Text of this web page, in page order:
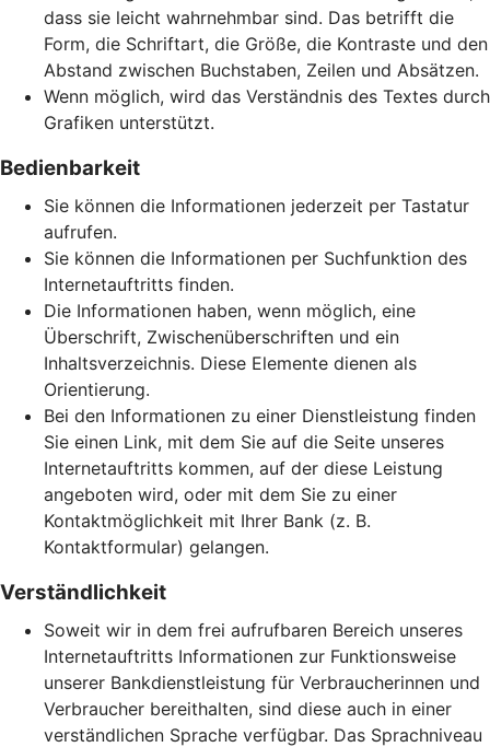
dass sie leicht wahrnehmbar sind. Das betrifft die
Form, die Schriftart, die Größe, die Kontraste und den
Abstand zwischen Buchstaben, Zeilen und Absätzen.
Wenn möglich, wird das Verständnis des Textes durch
Grafiken unterstützt.
Bedienbarkeit
Sie können die Informationen jederzeit per Tastatur
aufrufen.
Sie können die Informationen per Suchfunktion des
Internetauftritts finden.
Die Informationen haben, wenn möglich, eine
Überschrift, Zwischenüberschriften und ein
Inhaltsverzeichnis. Diese Elemente dienen als
Orientierung.
Bei den Informationen zu einer Dienstleistung finden
Sie einen Link, mit dem Sie auf die Seite unseres
Internetauftritts kommen, auf der diese Leistung
angeboten wird, oder mit dem Sie zu einer
Kontaktmöglichkeit mit Ihrer Bank (z. B.
Kontaktformular) gelangen.
Verständlichkeit
Soweit wir in dem frei aufrufbaren Bereich unseres
Internetauftritts Informationen zur Funktionsweise
unserer Bankdienstleistung für Verbraucherinnen und
Verbraucher bereithalten, sind diese auch in einer
verständlichen Sprache verfügbar. Das Sprachniveau